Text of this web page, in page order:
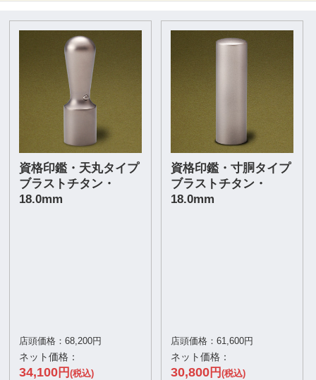
資格印鑑・天丸タイプ
ブラストチタン・
18.0mm
店頭価格：68,200円
ネット価格：
34,100円(税込)
資格印鑑・寸胴タイプ
ブラストチタン・
18.0mm
店頭価格：61,600円
ネット価格：
30,800円 (税込)